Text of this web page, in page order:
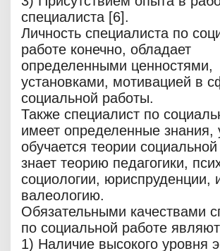
специалиста [6].
Личность специалиста по
работе конечно, обладает
определенными ценностями,
установками, мотивацией в
социальной работы.
Также специалист по
имеет определенные знания,
обучается теории
знает теорию педагогики,
социологии, юриспруденции,
валеологию.
Обязательными качествами
по социальной работе
1) Наличие высокого уровня